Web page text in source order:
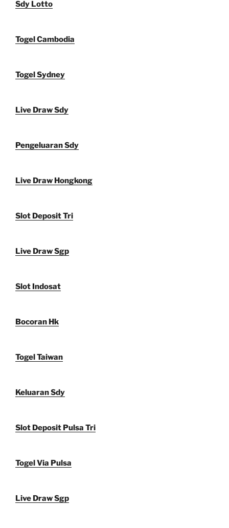
Sdy Lotto
Togel Cambodia
Togel Sydney
Live Draw Sdy
Pengeluaran Sdy
Live Draw Hongkong
Slot Deposit Tri
Live Draw Sgp
Slot Indosat
Bocoran Hk
Togel Taiwan
Keluaran Sdy
Slot Deposit Pulsa Tri
Togel Via Pulsa
Live Draw Sgp